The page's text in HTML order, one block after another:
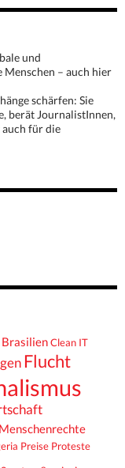
und
– auch hier
schärfen: Sie
berät JournalistInnen,
für die
BrasilienClean IT
Flucht
Menschenrechte
Preise Proteste